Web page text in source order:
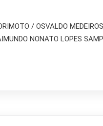
/ OSVALDO
NONATO LOPES